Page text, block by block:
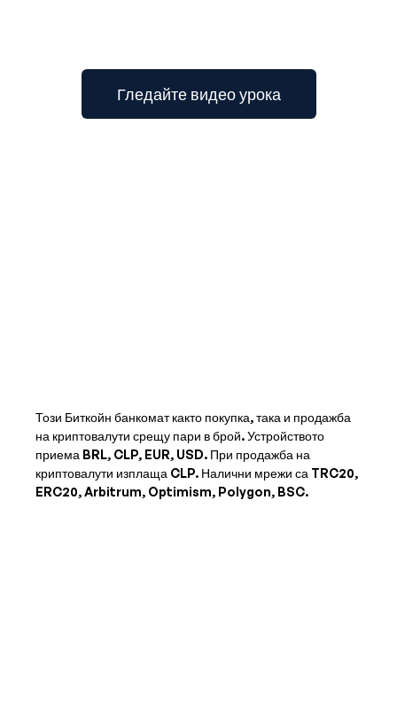
Гледайте видео урока
Този Биткойн банкомат както покупка, така и продажба
на криптовалути срещу пари в брой. Устройството
приема BRL, CLP, EUR, USD. При продажба на
криптовалути изплаща CLP. Налични мрежи са TRC20,
ERC20, Arbitrum, Optimism, Polygon, BSC.